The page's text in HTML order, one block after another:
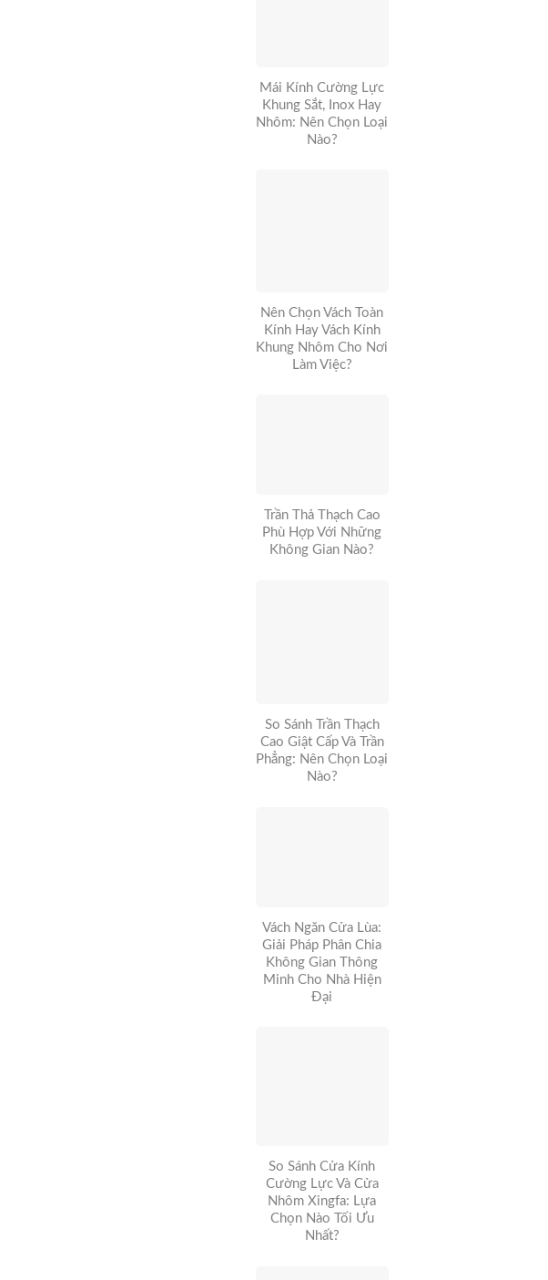
Mái Kính Cường Lực
Khung Sắt, Inox Hay
Nhôm: Nên Chọn Loại
Nào?
Nên Chọn Vách Toàn
Kính Hay Vách Kính
Khung Nhôm Cho Nơi
Làm Việc?
Trần Thả Thạch Cao
Phù Hợp Với Những
Không Gian Nào?
So Sánh Trần Thạch
Cao Giật Cấp Và Trần
Phẳng: Nên Chọn Loại
Nào?
Vách Ngăn Cửa Lùa:
Giải Pháp Phân Chia
Không Gian Thông
Minh Cho Nhà Hiện
Đại
So Sánh Cửa Kính
Cường Lực Và Cửa
Nhôm Xingfa: Lựa
Chọn Nào Tối Ưu
Nhất?